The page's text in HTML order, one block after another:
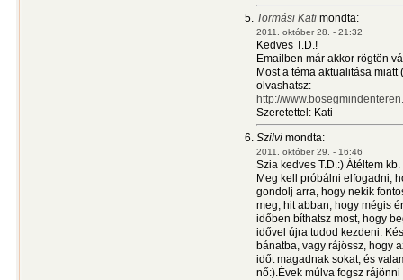
Tormási Kati mondta:
2011. október 28. - 21:32
Kedves T.D.!
Emailben már akkor rögtön
Most a téma aktualitása
olvashatsz:
http://
Szeretettel: Kati
Szilvi mondta:
2011. október 29. - 16:46
Szia kedves T.D.:) Átéltem
Meg kell próbálni elfogadni,
gondolj arra, hogy nekik
meg, hit abban, hogy mégis
időben bíthatsz most, hogy
idővel újra tudod kezdeni.
bánatba, vagy rájössz, hogy
időt magadnak sokat, és
nő:).Évek múlva fogsz